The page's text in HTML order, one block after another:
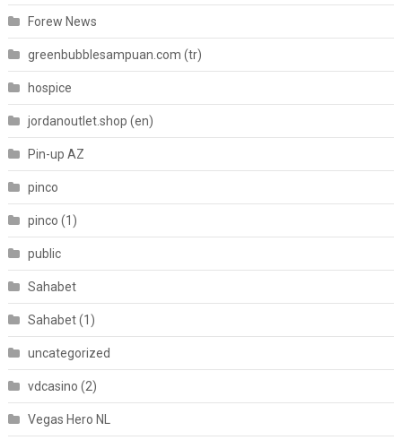
Forew News
greenbubblesampuan.com (tr)
hospice
jordanoutlet.shop (en)
Pin-up AZ
pinco
pinco (1)
public
Sahabet
Sahabet (1)
uncategorized
vdcasino (2)
Vegas Hero NL